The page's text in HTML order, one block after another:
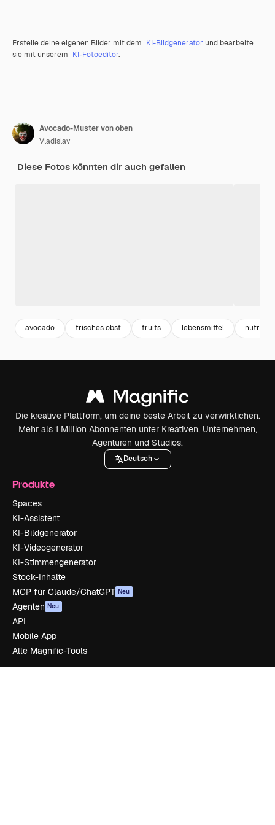
Erstelle deine eigenen Bilder mit dem KI-Bildgenerator und bearbeite
sie mit unserem KI-Fotoeditor.
Avocado-Muster von oben
Vladislav
Diese Fotos könnten dir auch gefallen
avocado frisches obst fruits lebensmittel nutrition
Die kreative Plattform, um deine beste Arbeit zu verwirklichen.
Mehr als 1 Million Abonnenten unter Kreativen, Unternehmen,
Agenturen und Studios.
Deutsch
Produkte
Spaces
KI-Assistent
KI-Bildgenerator
KI-Videogenerator
KI-Stimmengenerator
Stock-Inhalte
MCP für Claude/ChatGPT Neu
Agenten Neu
API
Mobile App
Alle Magnific-Tools